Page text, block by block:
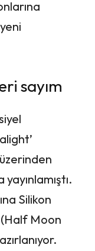
sayım
Silikon
(Half Moon